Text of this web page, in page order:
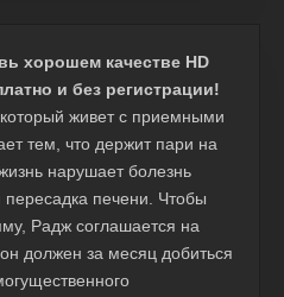
хорошем качестве HD
и без регистрации!
живет с приемными
тем, что держит пари на
нарушает болезнь
пересадка печени. Чтобы
Радж соглашается на
должен за месяц добиться